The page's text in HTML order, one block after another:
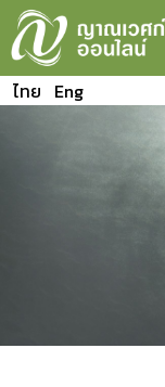
ไทย Eng